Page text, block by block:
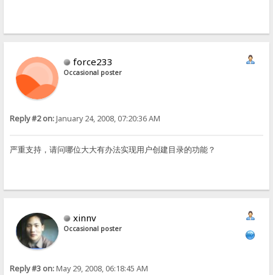
force233
Occasional poster
Reply #2 on:January 24, 2008, 07:20:36 AM
严重支持，请问哪位大大有办法实现用户创建目录的功能？
xinnv
Occasional poster
Reply #3 on:May 29, 2008, 06:18:45 AM